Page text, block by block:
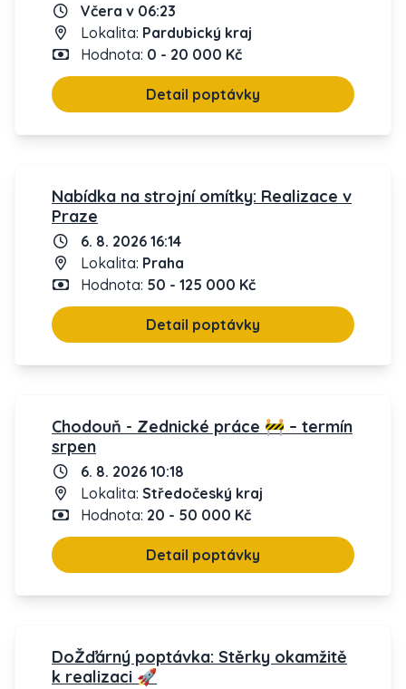
Včera v 06:23
Lokalita: Pardubický kraj
Hodnota: 0 - 20 000 Kč
Detail poptávky
Nabídka na strojní omítky: Realizace v
Praze
6. 8. 2026 16:14
Lokalita: Praha
Hodnota: 50 - 125 000 Kč
Detail poptávky
Chodouň - Zednické práce 🚧 – termín
srpen
6. 8. 2026 10:18
Lokalita: Středočeský kraj
Hodnota: 20 - 50 000 Kč
Detail poptávky
DoŽďárný poptávka: Stěrky okamžitě
k realizaci 🚀